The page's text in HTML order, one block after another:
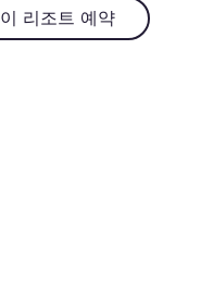
이 리조트 예약